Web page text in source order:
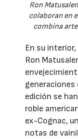
Ron
colaboran en
combina
En su
Ron
generaciones
edición se
roble
ex-Cognac,
notas de